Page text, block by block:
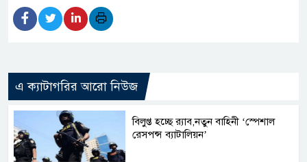
এ ক্যাটাগরির আরো নিউজ
বিলুপ্ত হচ্ছে র‍্যাব,নতুন বাহিনী ‘স্পেশাল
রেসপন্স ব্যাটালিয়ন’